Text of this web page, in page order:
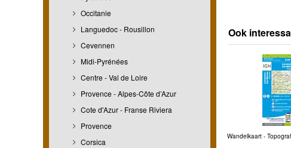
Occitanie
Languedoc - Rousillon
Cevennen
Midi-Pyrénées
Centre - Val de Loire
Provence - Alpes-Côte d’Azur
Cote d'Azur - Franse Riviera
Provence
Corsica
Ook
Wandelkaart -